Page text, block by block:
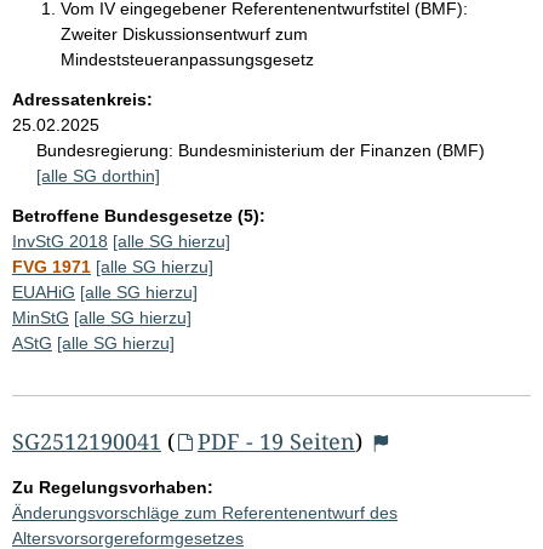
Vom IV eingegebener Referentenentwurfstitel (BMF):
Zweiter Diskussionsentwurf zum
Mindeststeueranpassungsgesetz
Adressatenkreis:
25.02.2025
Bundesregierung: Bundesministerium der Finanzen (BMF)
[alle SG dorthin]
Betroffene Bundesgesetze (5):
InvStG 2018 [alle SG hierzu]
FVG 1971 [alle SG hierzu]
EUAHiG [alle SG hierzu]
MinStG [alle SG hierzu]
AStG [alle SG hierzu]
SG2512190041 ( PDF - 19 Seiten)
Zu Regelungsvorhaben:
Änderungsvorschläge zum Referentenentwurf des
Altersvorsorgereformgesetzes